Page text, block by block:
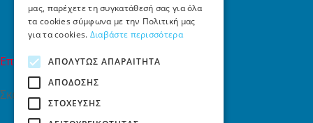
Επιστροφές
Επικοινωνία
Επικοινωνία
Σκαλάνι, Ηράκλειο Κρήτης
2810731415
μας, παρέχετε τη συγκατάθεσή σας για όλα
τα cookies σύμφωνα με την Πολιτική μας
για τα cookies. Διαβάστε περισσότερα
ΑΠΟΛΎΤΩΣ ΑΠΑΡΑΊΤΗΤΑ
ΑΠΌΔΟΣΗΣ
ΣΤΌΧΕΥΣΗΣ